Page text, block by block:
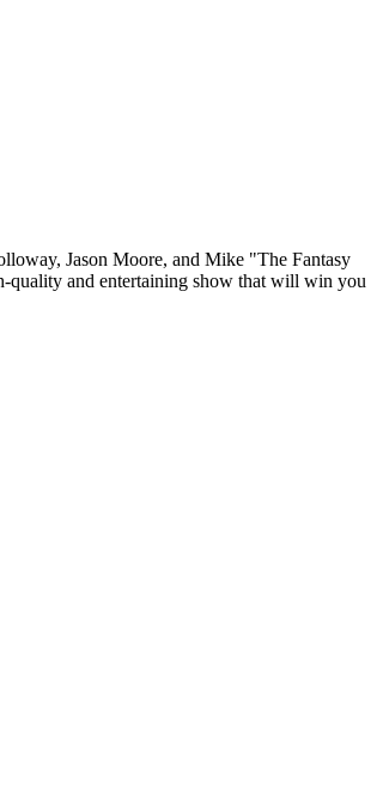
Jason Moore, and Mike "The Fantasy
quality and entertaining show that will win you